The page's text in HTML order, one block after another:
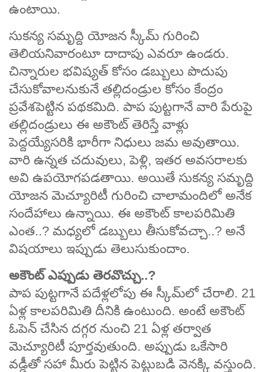
ఉంటాయి.
సుకన్య సమృద్ది యోజన స్కీమ్ గురించి
తెలియనివారంటూ దాదాపు ఎవరూ ఉండరు.
చిన్నారుల భవిష్యత్ కోసం డబ్బులు పొదుపు
చేసుకోవాలనుకునే తల్లిదండ్రుల కోసం కేంద్రం
ప్రవేశపెట్టిన పథకమిది. పాప పుట్టగానే వారి పేరుపై
తల్లిదండ్రులు ఈ అకౌంట్ తెరిస్తే వాళ్లు
పెద్దయ్యేసరికి భారీగా నిధులు జమ అవుతాయి.
వారి ఉన్నత చదువులు, పెళ్లి, ఇతర అవసరాలకు
అవి ఉపయోగపడతాయి. అయితే సుకన్య సమృద్ది
యోజన మెచ్యూరిటీ గురించి చాలామందిలో అనేక
సందేహాలు ఉన్నాయి. ఈ అకౌంట్ కాలపరిమితి
ఎంత..? మధ్యలో డబ్బులు తీసుకోవచ్చా..? అనే
విషయాలు ఇప్పుడు తెలుసుకుందాం.
అకౌంట్ ఎప్పుడు తెరవొచ్చు..?
పాప పుట్టగానే పదేళ్లలోపు ఈ స్కీమ్‌లో చేరాలి. 21
ఏళ్ల కాలపరిమితి దీనికి ఉంటుంది. అంటే అకౌంట్
ఓపెన్ చేసిన దగ్గర నుంచి 21 ఏళ్ల తర్వాత
మెచ్యూరిటీ పూర్తవుతుంది. అప్పుడు ఒకేసారి
వడ్డీతో సహా మీరు పెట్టిన పెట్టుబడి వెనక్కి వస్తుంది.